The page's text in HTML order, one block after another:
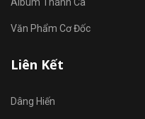
Văn Phẩm Cơ Đốc
Liên Kết
Dâng Hiến